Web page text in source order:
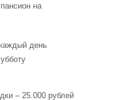
на
день
– 25.000 рублей